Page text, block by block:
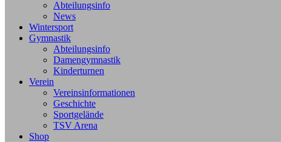
Abteilungsinfo
News
Wintersport
Gymnastik
Abteilungsinfo
Damengymnastik
Kinderturnen
Verein
Vereinsinformationen
Geschichte
Sportgelände
TSV Arena
Shop